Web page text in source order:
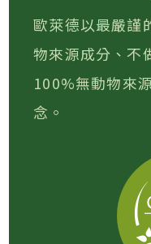
歐萊德以最嚴謹
物來源成分、不
100%無動物來
念。